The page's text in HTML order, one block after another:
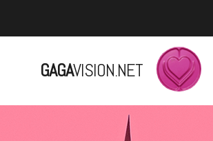
GAGAVISION.NET